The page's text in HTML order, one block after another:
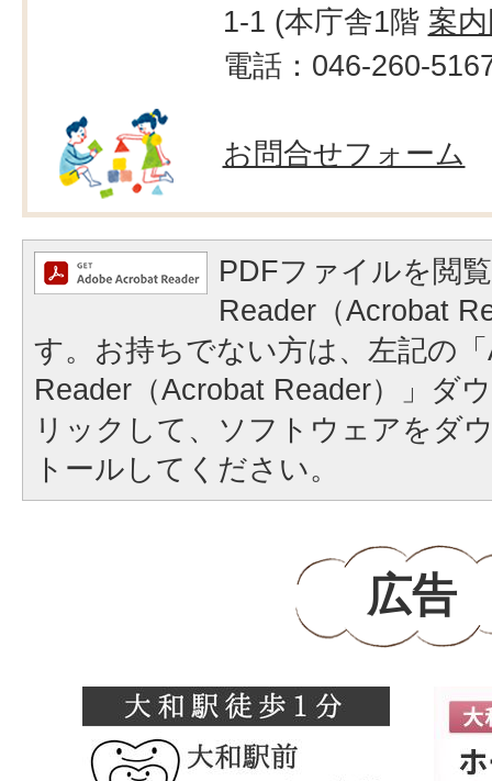
1-1 (本庁舎1階 案
電話：046-260-
お問合せフォーム
PDFファイルを閲
Reader（Acrobat
す。お持ちでない方は、左記の
Reader（Acrobat Reader）」ダ
リックして、ソフトウェアをダ
トールしてください。
広告